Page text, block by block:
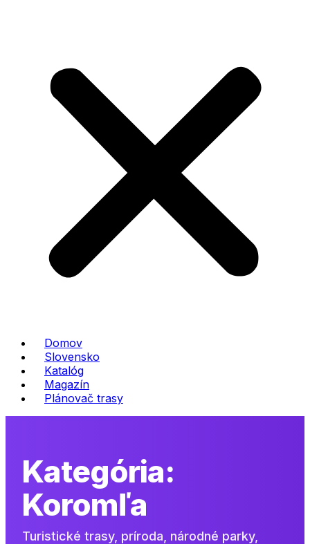
Domov
Slovensko
Katalóg
Magazín
Plánovač trasy
Kategória:
Koromľa
Turistické trasy, príroda, národné parky,